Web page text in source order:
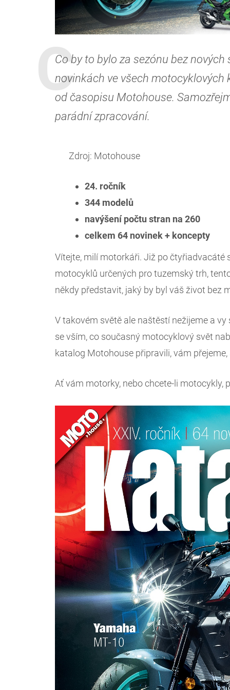
Co by to bylo za sezónu bez
novinkách ve všech
od časopisu Motohouse.
parádní zpracování.
Zdroj: Motohouse
24. ročník
344 modelů
navýšení počtu stran na 260
celkem 64 novinek + koncepty
Vítejte, milí motorkáři. Již po
motocyklů určených pro tuzemský trh,
někdy představit, jaký by byl váš život bez
V takovém světě ale naštěstí nežijeme a vy
se vším, co současný motocyklový svět
katalog Motohouse připravili, vám
Ať vám motorky, nebo chcete-li motocykly,